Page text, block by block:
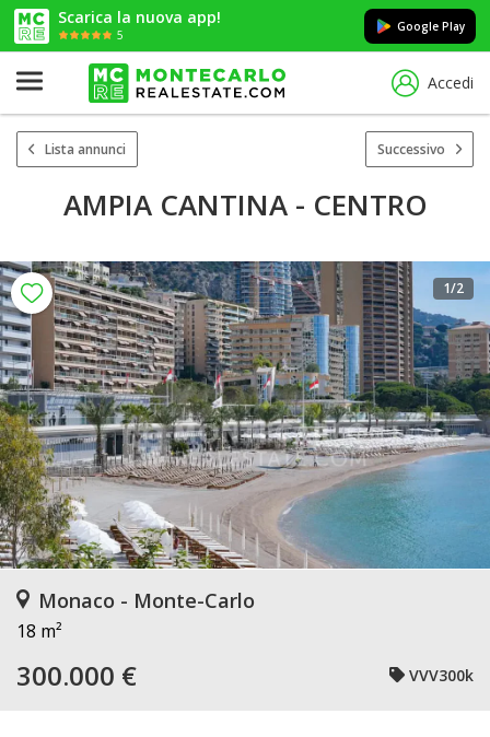
Scarica la nuova app!
5
Google Play
Accedi
Lista annunci Successivo
AMPIA CANTINA - CENTRO
1/2
Monaco - Monte-Carlo
18 m²
300.000 € VVV300k